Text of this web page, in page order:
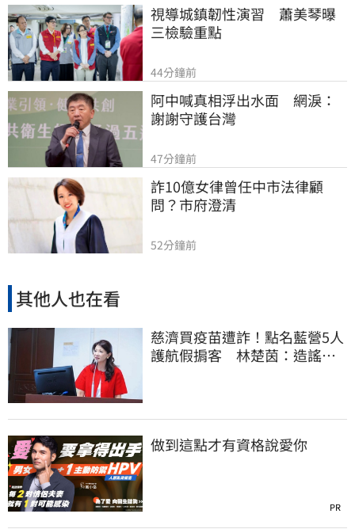
視導城鎮韌性演習　蕭美琴曝
三檢驗重點
44分鐘前
阿中喊真相浮出水面　網淚：
謝謝守護台灣
47分鐘前
詐10億女律曾任中市法律顧
問？市府澄清
52分鐘前
其他人也在看
慈濟買疫苗遭詐！點名藍營5人
護航假掮客 林楚茵：造謠政
做到這點才有資格說愛你
PR